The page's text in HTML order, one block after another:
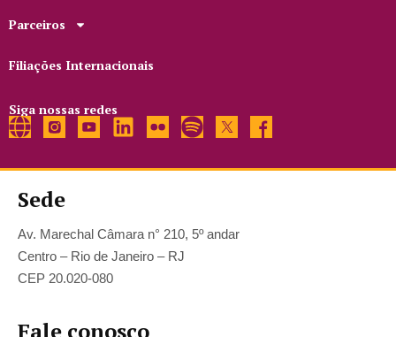
Parceiros
Filiações Internacionais
Siga nossas redes
Sede
Av. Marechal Câmara n° 210, 5º andar
Centro – Rio de Janeiro – RJ
CEP 20.020-080
Fale conosco